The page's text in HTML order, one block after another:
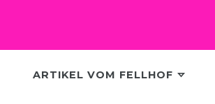
ARTIKEL VOM FELLHOF